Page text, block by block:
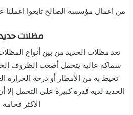
من اعمال مؤسسة الصالح تابعوا اعملنا
مظلات
تعد مظلات الحديد من بين أنواع
سماكة عالية يتحمل أصعب الظروف
تحيط به من الأمطار أو درجة الحرارة
الحديد لديه قدرة كبيرة على التحمل
الأكثر فخامة